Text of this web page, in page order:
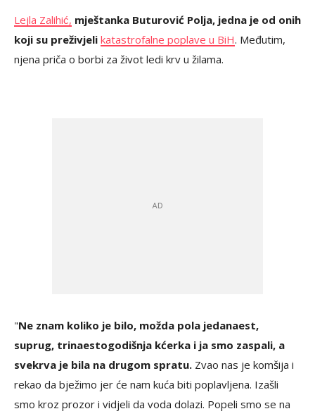
Lejla Zalihić, mještanka Buturović Polja, jedna je od onih
koji su preživjeli katastrofalne poplave u BiH. Međutim,
njena priča o borbi za život ledi krv u žilama.
"Ne znam koliko je bilo, možda pola jedanaest,
suprug, trinaestogodišnja kćerka i ja smo zaspali, a
svekrva je bila na drugom spratu. Zvao nas je komšija i
rekao da bježimo jer će nam kuća biti poplavljena. Izašli
smo kroz prozor i vidjeli da voda dolazi. Popeli smo se na